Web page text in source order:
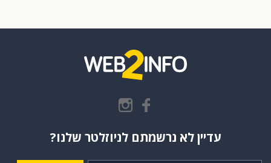
עדיין לא נרשמתם לניוזלטר שלנו?